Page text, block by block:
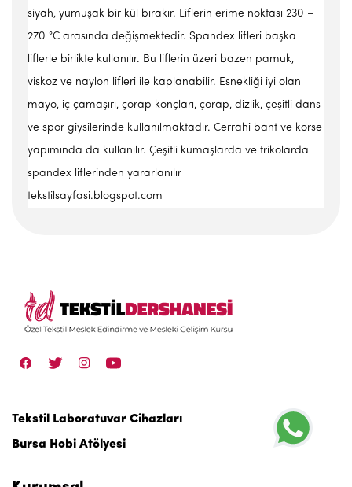
siyah, yumuşak bir kül bırakır. Liflerin erime noktası 230 –
270 °C arasında değişmektedir. Spandex lifleri başka
liflerle birlikte kullanılır. Bu liflerin üzeri bazen pamuk,
viskoz ve naylon lifleri ile kaplanabilir. Esnekliği iyi olan
mayo, iç çamaşırı, çorap konçları, çorap, dizlik, çeşitli dans
ve spor giysilerinde kullanılmaktadır. Cerrahi bant ve korse
yapımında da kullanılır. Çeşitli kumaşlarda ve trikolarda
spandex liflerinden yararlanılır
tekstilsayfasi.blogspot.com
Tekstil Laboratuvar Cihazları
Bursa Hobi Atölyesi